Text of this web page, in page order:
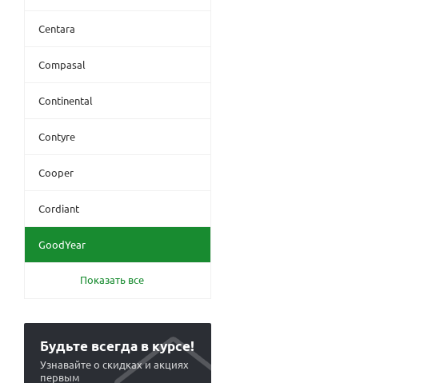
Centara
Compasal
Continental
Contyre
Cooper
Cordiant
GoodYear
Показать все
Будьте всегда в курсе!
Узнавайте о скидках и акциях
первым